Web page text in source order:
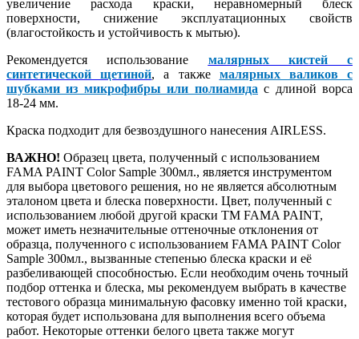
увеличение расхода краски, неравномерный блеск
поверхности, снижение эксплуатационных свойств
(влагостойкость и устойчивость к мытью).
Рекомендуется использование малярных кистей с
синтетической щетиной, а также малярных валиков с
шубками из микрофибры или полиамида с длиной ворса
18-24 мм.
Краска подходит для безвоздушного нанесения AIRLESS.
ВАЖНО! Образец цвета, полученный с использованием
FAMA PAINT Color Sample 300мл., является инструментом
для выбора цветового решения, но не является абсолютным
эталоном цвета и блеска поверхности. Цвет, полученный с
использованием любой другой краски ТМ FAMA PAINT,
может иметь незначительные оттеночные отклонения от
образца, полученного с использованием FAMA PAINT Color
Sample 300мл., вызванные степенью блеска краски и её
разбеливающей способностью. Если необходим очень точный
подбор оттенка и блеска, мы рекомендуем выбрать в качестве
тестового образца минимальную фасовку именно той краски,
которая будет использована для выполнения всего объема
работ. Некоторые оттенки белого цвета также могут